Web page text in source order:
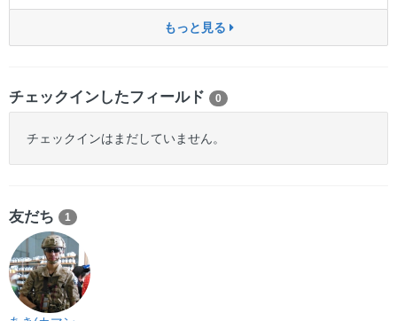
もっと見る
チェックインしたフィールド 0
チェックインはまだしていません。
友だち 1